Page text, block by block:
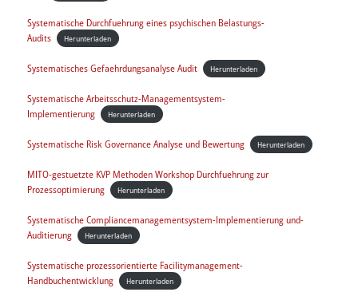
Systematische Durchfuehrung eines psychischen Belastungs-
Audits
Herunterladen
Systematisches Gefaehrdungsanalyse Audit Herunterladen
Systematische Arbeitsschutz-Managementsystem-
Implementierung
Herunterladen
Systematische Risk Governance Analyse und Bewertung Herunterladen
MITO-gestuetzte KVP Methoden Workshop Durchfuehrung zur
Prozessoptimierung
Herunterladen
Systematische Compliancemanagementsystem-Implementierung und-
Auditierung
Herunterladen
Systematische prozessorientierte Facilitymanagement-
Handbuchentwicklung
Herunterladen